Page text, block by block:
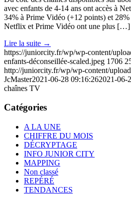
avec enfants de 4-14 ans ont accès à
34% à Prime Vidéo (+12 points) et
Netflix et Prime Vidéo ont une plus […]
Lire la suite →
https://juniorcity.fr/wp/wp-content/
enfants-déconseillée-scaled.jpeg 1706
http://juniorcity.fr/wp/wp-content/
JcMaster2021-06-28 09:16:262021-06-
chaînes TV
Catégories
A LA UNE
CHIFFRE DU MOIS
DÉCRYPTAGE
INFO JUNIOR CITY
MAPPING
Non classé
REPÉRÉ
TENDANCES